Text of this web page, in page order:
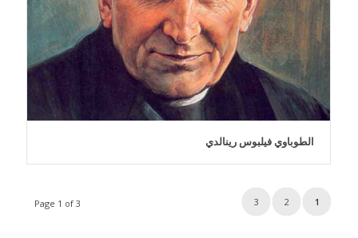
الطوباوي فيلبوس رينالدي
Page 1 of 3 1
2
3